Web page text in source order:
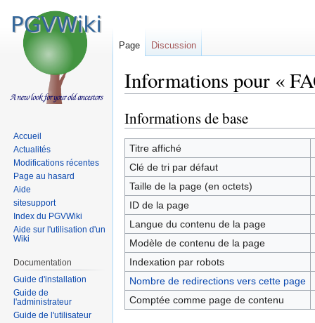
Informations pour «
Sauter
à
la
navigation
Sauter
à
la
recherche
Informations de base
Titre affiché
Clé de tri par défaut
Taille de la page (en octets)
ID de la page
Langue du contenu de la page
Modèle de contenu de la page
Indexation par robots
Nombre de redirections vers cette page
Comptée comme page de contenu
Page Discussion
Accueil
Actualités
Modifications récentes
Page au hasard
Aide
sitesupport
Index du PGVWiki
Aide sur l'utilisation d'un
Wiki
Documentation
Guide d'installation
Guide de
l'administrateur
Guide de l'utilisateur